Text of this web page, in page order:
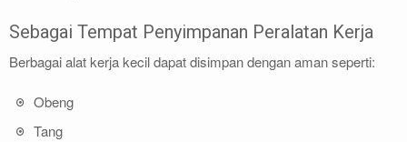
Sebagai Tempat Penyimpanan Peralatan Kerja
Berbagai alat kerja kecil dapat disimpan dengan aman seperti:
Obeng
Tang